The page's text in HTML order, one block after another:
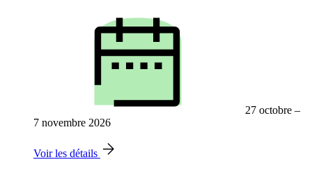
27 octobre –
7 novembre 2026
Voir les détails